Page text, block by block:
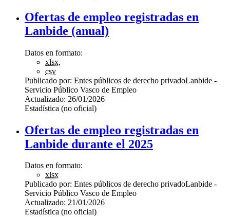
Ofertas de empleo registradas en
Lanbide (anual)
Datos en formato:
xlsx,
csv
Publicado por: Entes públicos de derecho privadoLanbide -
Servicio Público Vasco de Empleo
Actualizado: 26/01/2026
Estadística (no oficial)
Ofertas de empleo registradas en
Lanbide durante el 2025
Datos en formato:
xlsx
Publicado por: Entes públicos de derecho privadoLanbide -
Servicio Público Vasco de Empleo
Actualizado: 21/01/2026
Estadística (no oficial)